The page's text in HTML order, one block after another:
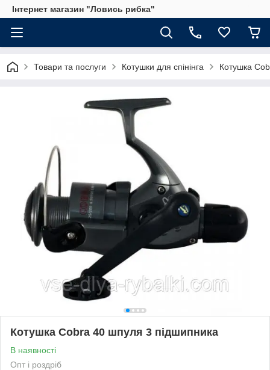
Інтернет магазин "Ловись рибка"
Товари та послуги Котушки для спінінга Котушка
Котушка Cobra 40 шпуля 3 підшипника
В наявності
Опт і роздріб